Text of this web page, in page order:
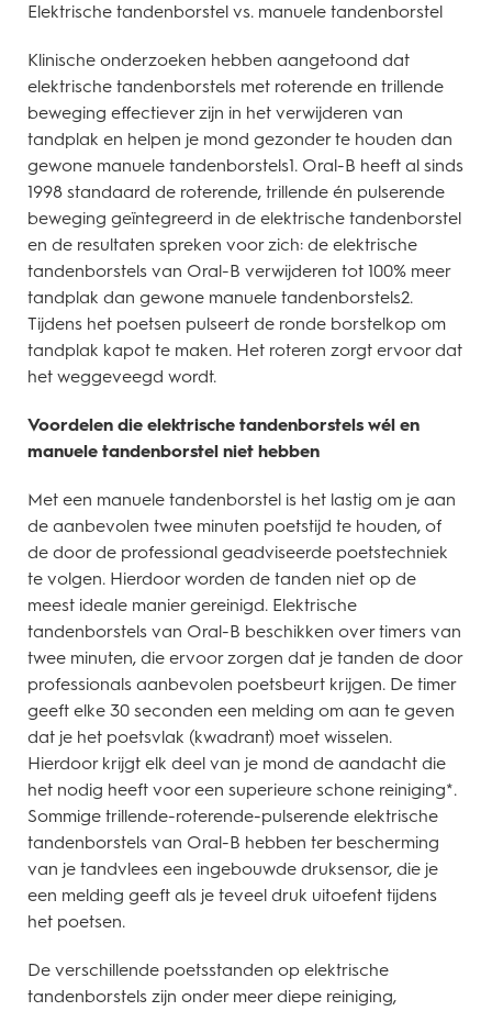
Elektrische tandenborstel vs. manuele tandenborstel
Klinische onderzoeken hebben aangetoond dat
elektrische tandenborstels met roterende en trillende
beweging effectiever zijn in het verwijderen van
tandplak en helpen je mond gezonder te houden dan
gewone manuele tandenborstels1. Oral-B heeft al sinds
1998 standaard de roterende, trillende én pulserende
beweging geïntegreerd in de elektrische tandenborstel
en de resultaten spreken voor zich: de elektrische
tandenborstels van Oral-B verwijderen tot 100% meer
tandplak dan gewone manuele tandenborstels2.
Tijdens het poetsen pulseert de ronde borstelkop om
tandplak kapot te maken. Het roteren zorgt ervoor dat
het weggeveegd wordt.
Voordelen die elektrische tandenborstels wél en
manuele tandenborstel niet hebben
Met een manuele tandenborstel is het lastig om je aan
de aanbevolen twee minuten poetstijd te houden, of
de door de professional geadviseerde poetstechniek
te volgen. Hierdoor worden de tanden niet op de
meest ideale manier gereinigd. Elektrische
tandenborstels van Oral-B beschikken over timers van
twee minuten, die ervoor zorgen dat je tanden de door
professionals aanbevolen poetsbeurt krijgen. De timer
geeft elke 30 seconden een melding om aan te geven
dat je het poetsvlak (kwadrant) moet wisselen.
Hierdoor krijgt elk deel van je mond de aandacht die
het nodig heeft voor een superieure schone reiniging*.
Sommige trillende-roterende-pulserende elektrische
tandenborstels van Oral-B hebben ter bescherming
van je tandvlees een ingebouwde druksensor, die je
een melding geeft als je teveel druk uitoefent tijdens
het poetsen.
De verschillende poetsstanden op elektrische
tandenborstels zijn onder meer diepe reiniging,